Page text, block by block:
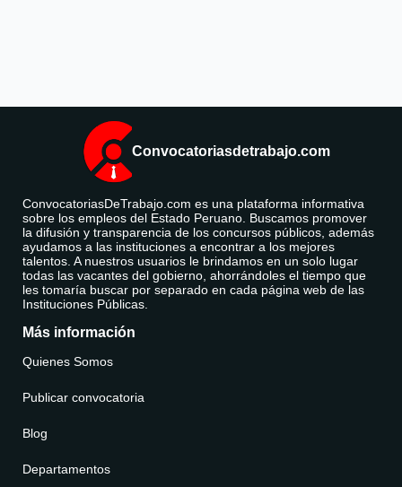
Convocatoriasdetrabajo.com
ConvocatoriasDeTrabajo.com es una plataforma informativa
sobre los empleos del Estado Peruano. Buscamos promover
la difusión y transparencia de los concursos públicos, además
ayudamos a las instituciones a encontrar a los mejores
talentos. A nuestros usuarios le brindamos en un solo lugar
todas las vacantes del gobierno, ahorrándoles el tiempo que
les tomaría buscar por separado en cada página web de las
Instituciones Públicas.
Más información
Quienes Somos
Publicar convocatoria
Blog
Departamentos